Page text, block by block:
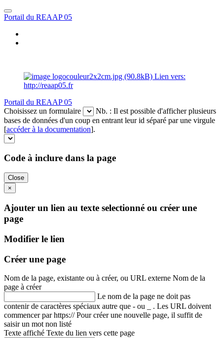
Portail du REAAP 05
Portail du REAAP 05
Choisissez un formulaire
Nb. : Il est possible d'afficher plusieurs
bases de données d'un coup en entrant leur id séparé par une virgule
[accéder à la documentation].
Code à inclure dans la page
Close
×
Ajouter un lien au texte selectionné ou créer une
page
Modifier le lien
Créer une page
Nom de la page, existante ou à créer, ou URL externe Nom de la
page à créer
Le nom de la page ne doit pas
contenir de caractères spéciaux autre que - ou _ . Les URL doivent
commencer par https:// Pour créer une nouvelle page, il suffit de
saisir un mot non listé
Texte affiché Texte du lien vers cette page